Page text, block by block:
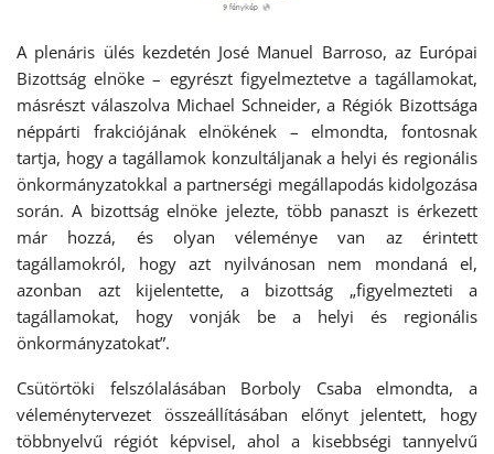
A plenáris ülés kezdetén José Manuel Barroso, az Európai
Bizottság elnöke – egyrészt figyelmeztetve a tagállamokat,
másrészt válaszolva Michael Schneider, a Régiók Bizottsága
néppárti frakciójának elnökének – elmondta, fontosnak
tartja, hogy a tagállamok konzultáljanak a helyi és regionális
önkormányzatokkal a partnerségi megállapodás kidolgozása
során. A bizottság elnöke jelezte, több panaszt is érkezett
már hozzá, és olyan véleménye van az érintett
tagállamokról, hogy azt nyilvánosan nem mondaná el,
azonban azt kijelentette, a bizottság „figyelmezteti a
tagállamokat, hogy vonják be a helyi és regionális
önkormányzatokat”.
Csütörtöki felszólalásában Borboly Csaba elmondta, a
véleménytervezet összeállításában előnyt jelentett, hogy
többnyelvű régiót képvisel, ahol a kisebbségi tannyelvű